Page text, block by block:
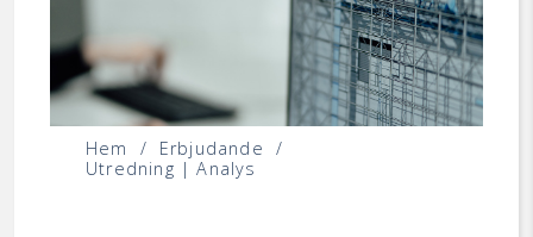
Hem / Erbjudande
/
Utredning | Analys